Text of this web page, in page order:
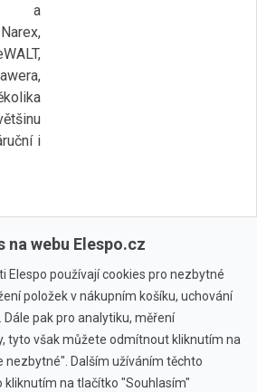
a
i
Všechny značky
2010 - 2026 Elespo.cz
webu Elespo.cz
Elespo používají cookies pro nezbytné
položek v nákupním košíku, uchování
pak pro analytiku, měření
tyto však můžete odmítnout kliknutím na
Dalším užíváním těchto
na tlačítko "Souhlasím"